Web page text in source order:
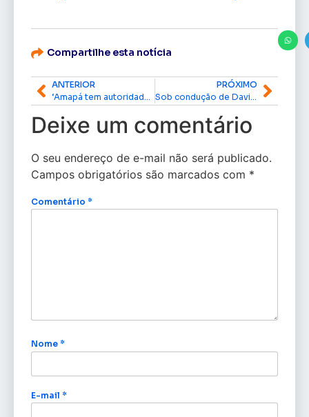
Compartilhe esta notícia
ANTERIOR
‘Amapá tem autoridade para falar de preservação e buscar desenvolvimento’, diz governador Clécio Luís na abertura do HUB Amazônia na COP30
PRÓXIMO
Sob condução de Davi, Senado aprova endurecimento das penas para crimes sexuais contra vulneráveis
Deixe um comentário
O seu endereço de e-mail não será publicado.
Campos obrigatórios são marcados com *
Comentário *
Nome *
E-mail *